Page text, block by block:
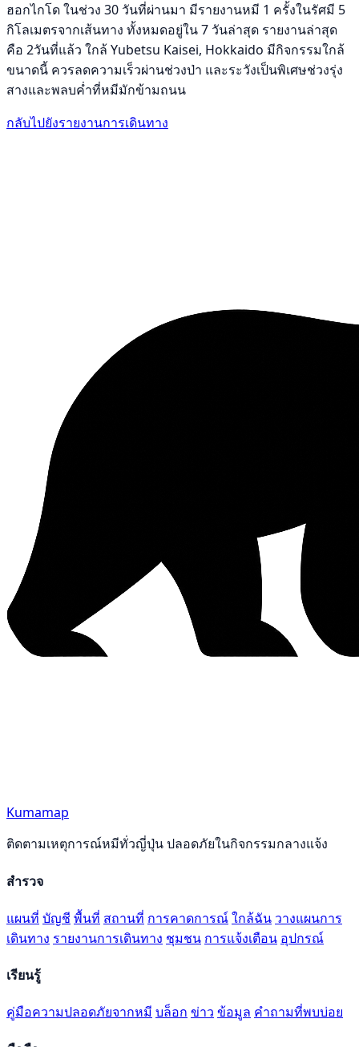
ฮอกไกโด ในช่วง 30 วันที่ผ่านมา มีรายงานหมี 1 ครั้งในรัศมี 5
กิโลเมตรจากเส้นทาง ทั้งหมดอยู่ใน 7 วันล่าสุด รายงานล่าสุด
คือ 2วันที่แล้ว ใกล้ Yubetsu Kaisei, Hokkaido มีกิจกรรมใกล้
ขนาดนี้ ควรลดความเร็วผ่านช่วงป่า และระวังเป็นพิเศษช่วงรุ่ง
สางและพลบค่ำที่หมีมักข้ามถนน
กลับไปยังรายงานการเดินทาง
Kumamap
ติดตามเหตุการณ์หมีทั่วญี่ปุ่น ปลอดภัยในกิจกรรมกลางแจ้ง
สำรวจ
แผนที่ บัญชี พื้นที่ สถานที่ การคาดการณ์ใกล้ฉัน วางแผนการ
เดินทาง รายงานการเดินทาง ชุมชน การแจ้งเตือน อุปกรณ์
เรียนรู้
คู่มือความปลอดภัยจากหมี บล็อก ข่าว ข้อมูล คำถามที่พบบ่อย